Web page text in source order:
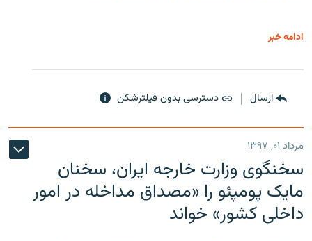
ادامه خبر
ارسال دسترسی بدون فیلترشکن
مرداد ۰۱, ۱۳۹۷
سخنگوی وزارت خارجه ایران، سخنان
مایک پومپئو را «مصداق مداخله در امور
داخلی کشور» خواند